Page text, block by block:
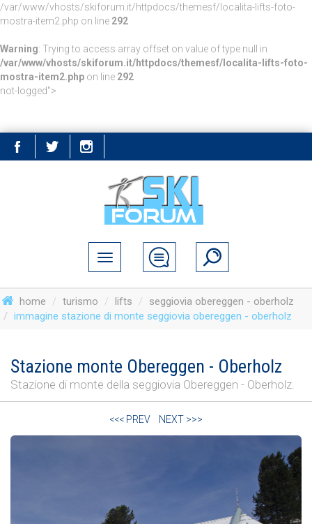
/var/www/vhosts/skiforum.it/httpdocs/themesf/localita-lifts-foto-
mostra-item2.php on line 292
Warning: Trying to access array offset on value of type null in
/var/www/vhosts/skiforum.it/httpdocs/themesf/localita-lifts-foto-
mostra-item2.php on line 292
not-logged">
home turismo lifts
seggiovia obereggen - oberholz
immagine stazione di monte seggiovia obereggen - oberholz
Stazione monte Obereggen - Oberholz
Stazione di monte della seggiovia Obereggen - Oberholz.
<<< PREV NEXT >>>